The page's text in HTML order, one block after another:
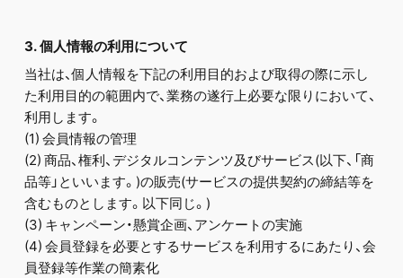
3. 個人情報の利用について
当社は、個人情報を下記の利用目的および取得の際に示し
た利用目的の範囲内で、業務の遂行上必要な限りにおいて、
利用します。
(1) 会員情報の管理
(2) 商品、権利、デジタルコンテンツ及びサービス(以下、「商
品等」といいます。)の販売(サービスの提供契約の締結等を
含むものとします。以下同じ。)
(3) キャンペーン・懸賞企画、アンケートの実施
(4) 会員登録を必要とするサービスを利用するにあたり、会
員登録等作業の簡素化